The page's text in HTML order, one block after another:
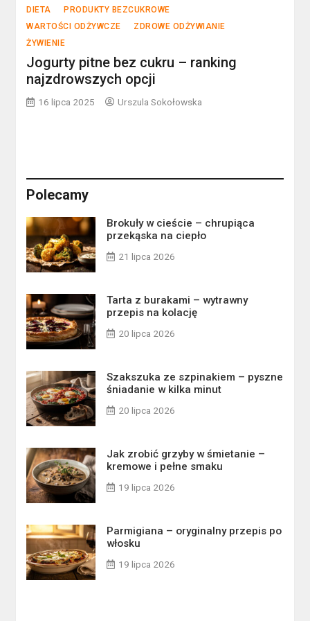
DIETA
PRODUKTY BEZCUKROWE
WARTOŚCI ODŻYWCZE
ZDROWE ODŻYWIANIE
ŻYWIENIE
Jogurty pitne bez cukru – ranking
najzdrowszych opcji
16 lipca 2025 Urszula Sokołowska
Polecamy
Brokuły w cieście – chrupiąca
przekąska na ciepło
21 lipca 2026
Tarta z burakami – wytrawny
przepis na kolację
20 lipca 2026
Szakszuka ze szpinakiem – pyszne
śniadanie w kilka minut
20 lipca 2026
Jak zrobić grzyby w śmietanie –
kremowe i pełne smaku
19 lipca 2026
Parmigiana – oryginalny przepis po
włosku
19 lipca 2026